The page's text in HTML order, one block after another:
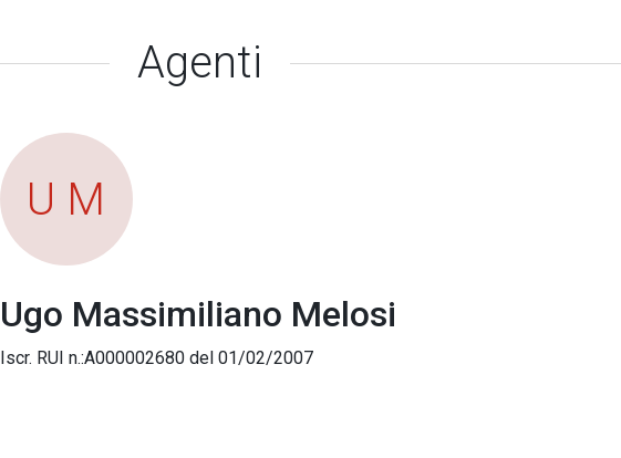
Agenti
U M
Ugo Massimiliano Melosi
Iscr. RUI n.:A000002680 del 01/02/2007